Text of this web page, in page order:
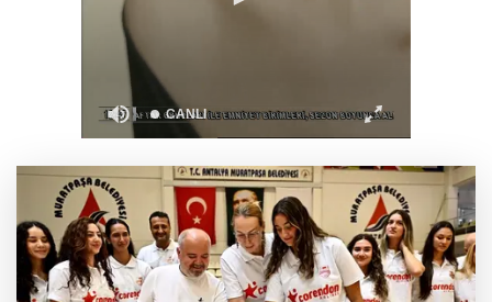
Edirne'de Altınyazı Karasaz Sulama
Kooperatifi'ne güçlü takviye